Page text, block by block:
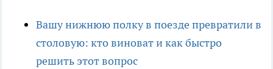
Вашу нижнюю полку в поезде превратили в
столовую: кто виноват и как быстро
решить этот вопрос